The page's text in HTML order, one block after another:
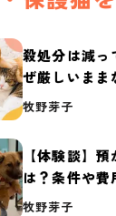
殺処分は減っ
ぜ厳しいまま
体の実態調査
牧野芽子
【体験談】
は？条件や費
介
牧野芽子